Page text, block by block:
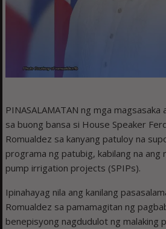
PINASALAMATAN ng mga
sa buong bansa si House Speaker
Romualdez sa kanyang patuloy na
programa ng patubig, kabilang na
pump irrigation projects (SPIPs).
Ipinahayag nila ang kanilang
Romualdez sa pamamagitan ng
benepisyong nagdudulot ng malaking